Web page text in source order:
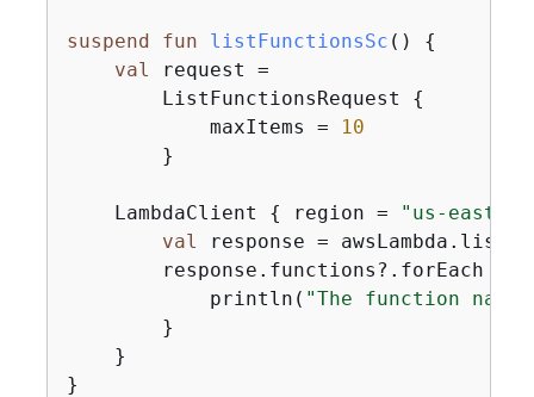
suspend fun listFunctionsSc ()
{
val
request =
        ListFunctionsRequest
{
            maxItems =
10
        }
    LambdaClient
{ region = "us-east-1"
val
response =
        response.functions?.forEach
            println(
"The function
        }
    }
}